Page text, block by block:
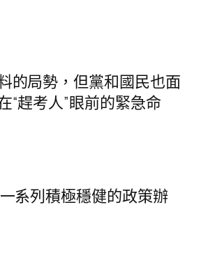
的局勢，但黨和國民也面
趕考人”眼前的緊急命
系列積極穩健的政策辦